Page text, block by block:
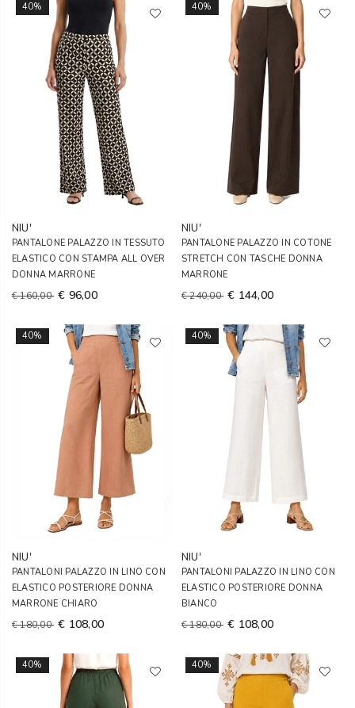
40%
NIU'
PANTALONE PALAZZO IN TESSUTO
ELASTICO CON STAMPA ALL OVER
DONNA MARRONE
€ 160,00 € 96,00
40%
NIU'
PANTALONE PALAZZO IN COTONE
STRETCH CON TASCHE DONNA
MARRONE
€ 240,00 € 144,00
40%
NIU'
PANTALONI PALAZZO IN LINO CON
ELASTICO POSTERIORE DONNA
MARRONE CHIARO
€ 180,00 € 108,00
40%
NIU'
PANTALONI PALAZZO IN LINO CON
ELASTICO POSTERIORE DONNA
BIANCO
€ 180,00 € 108,00
40% 40%